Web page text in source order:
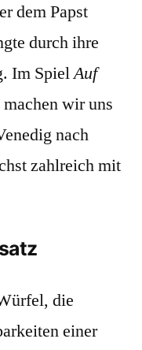
dem Papst
durch ihre
Im SpielAuf
machen wir uns
nach
zahlreich mit
die
einer